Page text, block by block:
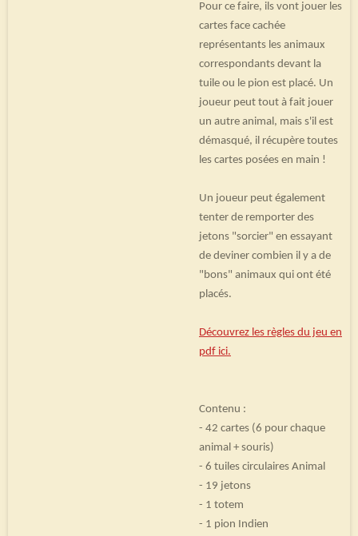
Pour ce faire, ils vont jouer les
cartes face cachée
représentants les animaux
correspondants devant la
tuile ou le pion est placé. Un
joueur peut tout à fait jouer
un autre animal, mais s'il est
démasqué, il récupère toutes
les cartes posées en main !
Un joueur peut également
tenter de remporter des
jetons "sorcier" en essayant
de deviner combien il y a de
"bons" animaux qui ont été
placés.
Découvrez les règles du jeu en
pdf ici.
Contenu :
- 42 cartes (6 pour chaque
animal + souris)
- 6 tuiles circulaires Animal
- 19 jetons
- 1 totem
- 1 pion Indien